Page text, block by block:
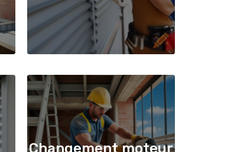
Changement moteur